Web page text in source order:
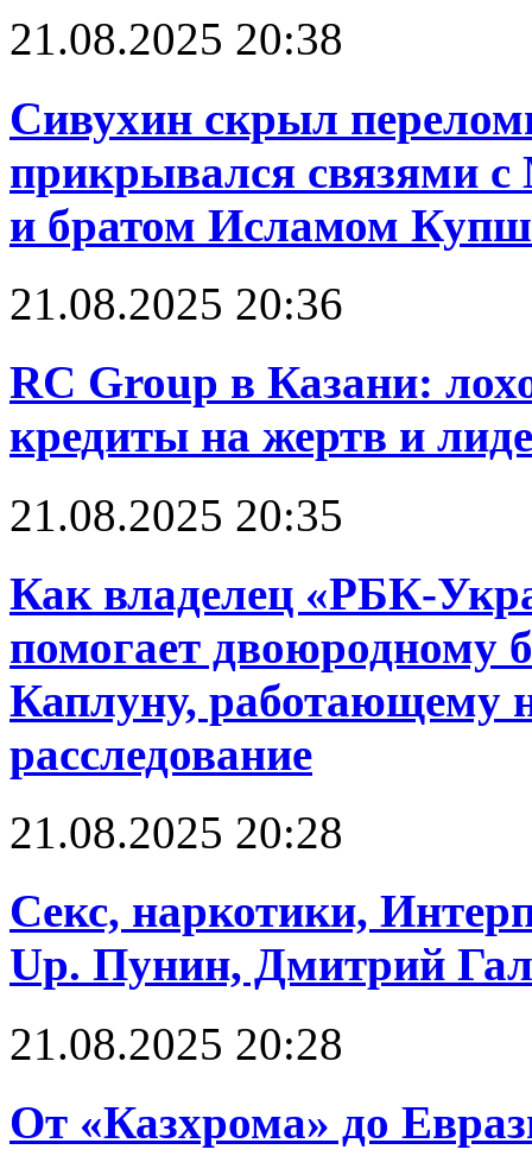
21.08.2025 20:38
Сивухин скрыл
прикрывался связями
и братом Исламом
21.08.2025 20:36
RC Group в Казани:
кредиты на жертв и
21.08.2025 20:35
Как владелец «РБК-
помогает двоюродному
Каплуну, работающему
расследование
21.08.2025 20:28
Cекс, наркотики,
Up. Пунин, Дмитрий
21.08.2025 20:28
От «Казхрома» до